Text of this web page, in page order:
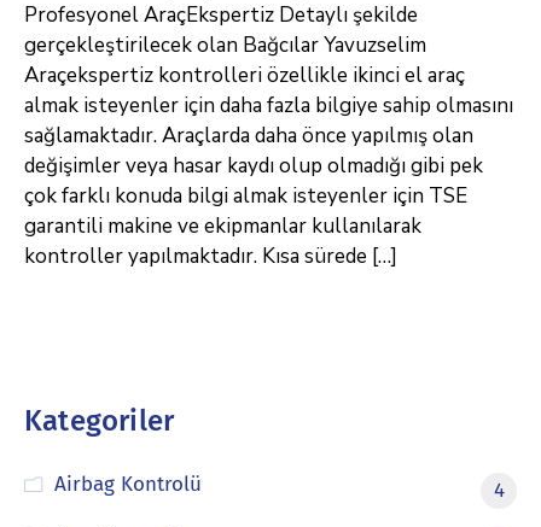
Profesyonel AraçEkspertiz Detaylı şekilde
gerçekleştirilecek olan Bağcılar Yavuzselim
Araçekspertiz kontrolleri özellikle ikinci el araç
almak isteyenler için daha fazla bilgiye sahip olmasını
sağlamaktadır. Araçlarda daha önce yapılmış olan
değişimler veya hasar kaydı olup olmadığı gibi pek
çok farklı konuda bilgi almak isteyenler için TSE
garantili makine ve ekipmanlar kullanılarak
kontroller yapılmaktadır. Kısa sürede […]
Kategoriler
Airbag Kontrolü
4